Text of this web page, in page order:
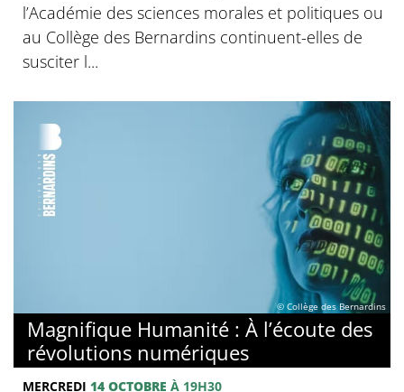
l’Académie des sciences morales et politiques ou
au Collège des Bernardins continuent-elles de
susciter l...
© Collège des Bernardins
Magnifique Humanité : À l’écoute des
révolutions numériques
MERCREDI 14 OCTOBRE À 19H30